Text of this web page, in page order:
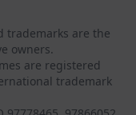
trademarks are the
owners.
are registered
trademark